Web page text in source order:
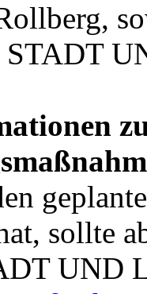
STADT
sollte
UND